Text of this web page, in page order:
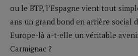
ou le BTP, l’Espagne vient tout
ans un grand bond en arrière social
Europe-là a-t-elle un véritable
Carmignac ?